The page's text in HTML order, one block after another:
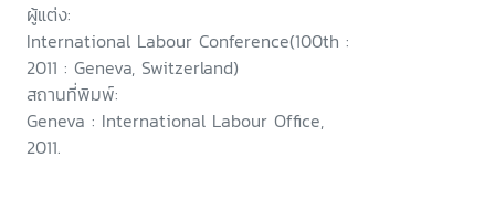
ผู้แต่ง:
International Labour Conference(100th :
2011 : Geneva, Switzerland)
สถานที่พิมพ์:
Geneva : International Labour Office,
2011.